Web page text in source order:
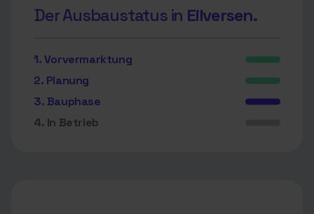
Der Ausbaustatus in Eilversen.
1. Vorvermarktung
2. Planung
3. Bauphase
4. In Betrieb